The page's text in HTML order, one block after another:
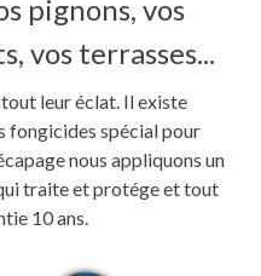
pignons, vos
vos terrasses...
leur éclat. Il existe
fongicides spécial pour
nous appliquons un
traite et protége et tout
10 ans.